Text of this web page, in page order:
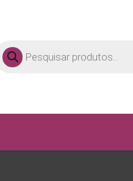
Pesquisar
produtos